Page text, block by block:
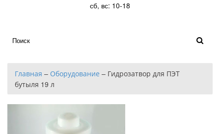
сб, вс: 10-18
Главная – Оборудование – Гидрозатвор для ПЭТ
бутыля 19 л